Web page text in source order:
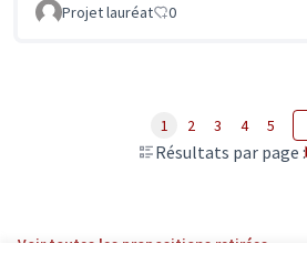
Projet lauréat 0
Résultats par page :
1 2 3 4 5
Voir toutes les propositions retirées